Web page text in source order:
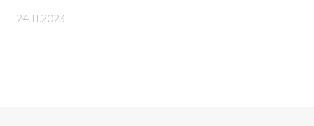
24.11.2023